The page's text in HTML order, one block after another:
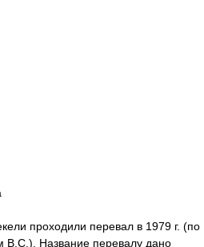
проходили перевал в 1979 г. (по
В.С.). Название перевалу дано